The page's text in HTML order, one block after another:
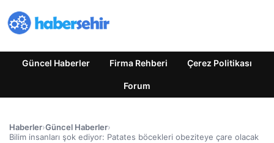
Güncel Haberler Firma Rehberi Çerez Politikası
Forum
Haberler›Güncel Haberler›
Bilim insanları şok ediyor: Patates böcekleri obeziteye çare olacak